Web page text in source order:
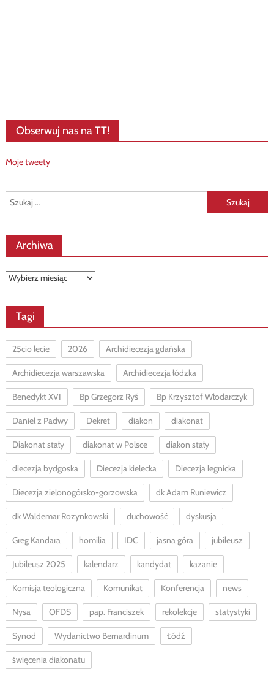
Obserwuj nas na TT!
Moje tweety
Szukaj:
Archiwa
Archiwa
Tagi
25cio lecie 2026 Archidiecezja gdańska
Archidiecezja warszawska Archidiecezja łódzka
Benedykt XVI Bp Grzegorz Ryś Bp Krzysztof Włodarczyk
Daniel z Padwy Dekret diakon diakonat
Diakonat stały diakonat w Polsce diakon stały
diecezja bydgoska Diecezja kielecka Diecezja legnicka
Diecezja zielonogórsko-gorzowska dk Adam Runiewicz
dk Waldemar Rozynkowski duchowość dyskusja
Greg Kandara homilia IDC jasna góra jubileusz
Jubileusz 2025 kalendarz kandydat kazanie
Komisja teologiczna Komunikat Konferencja news
Nysa OFDS pap. Franciszek rekolekcje statystyki
Synod Wydanictwo Bernardinum Łódź
święcenia diakonatu